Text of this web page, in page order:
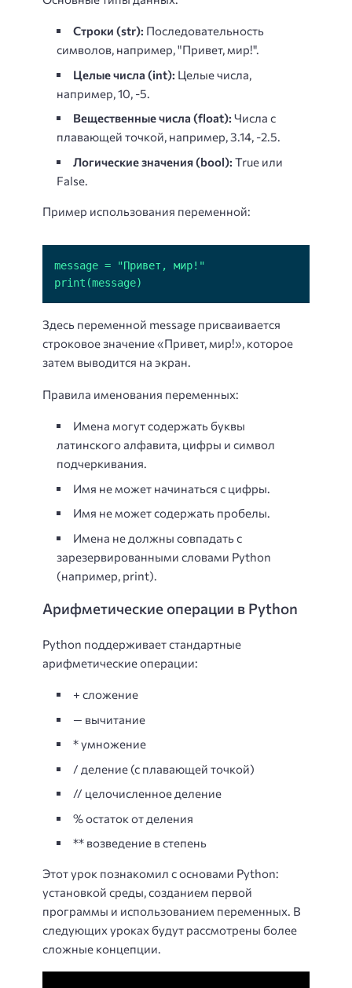
Строки (str): Последовательность
символов, например, "Привет, мир!".
Целые числа (int): Целые числа,
например, 10, -5.
Вещественные числа (float): Числа с
плавающей точкой, например, 3.14, -2.5.
Логические значения (bool): True или
False.
Пример использования переменной:
print(message)
Здесь переменной message присваивается
строковое значение «Привет, мир!», которое
затем выводится на экран.
Правила именования переменных:
Имена могут содержать буквы
латинского алфавита, цифры и символ
подчеркивания.
Имя не может начинаться с цифры.
Имя не может содержать пробелы.
Имена не должны совпадать с
зарезервированными словами Python
(например, print).
Арифметические операции в Python
Python поддерживает стандартные
арифметические операции:
+ сложение
— вычитание
* умножение
/ деление (с плавающей точкой)
// целочисленное деление
% остаток от деления
** возведение в степень
Этот урок познакомил с основами Python:
установкой среды, созданием первой
программы и использованием переменных. В
следующих уроках будут рассмотрены более
сложные концепции.